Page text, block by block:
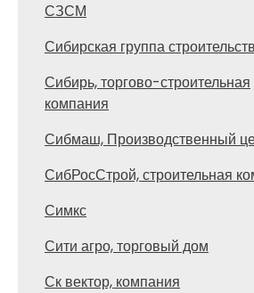
СЗСМ
Сибирская группа
Сибирь, торгово-строительная
компания
Сибмаш, Производственный
СибРосСтрой, строительная
Симкс
Сити агро, торговый дом
Ск вектор, компания